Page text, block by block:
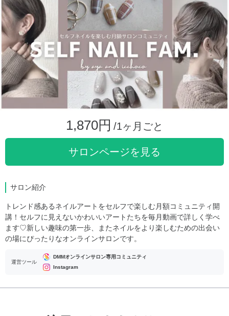
1,870円 /1ヶ月ごと
サロンページを見る
サロン紹介
トレンド感あるネイルアートをセルフで楽しむ月額コミュニティ開
講！セルフに見えないかわいいアートたちを毎月動画で詳しく学べ
ます♡新しい趣味の第一歩、またネイルをより楽しむための出会い
の場にぴったりなオンラインサロンです。
運営ツール
DMMオンラインサロン専用コミュニティ
Instagram